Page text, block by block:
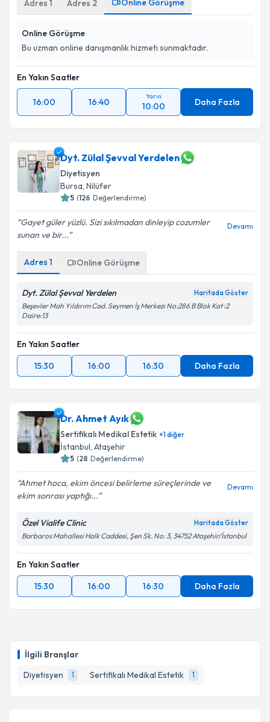
İlgili Branşlar
Diyetisyen
1 Sertifikalı Medikal Estetik 1
Adres 1 Adres 2 Online Görüşme
Online Görüşme
Bu uzman online danışmanlık hizmeti sunmaktadır.
En Yakın Saatler
16:00 16:40
Yarın
10:00 Daha Fazla
Dyt. Zülal Şevval Yerdelen
Diyetisyen
Bursa, Nilüfer
5 (126 Değerlendirme)
Gayet güler yüzlü. Sizi sıkılmadan dinleyip cozumler
sunan ve bir...
Devamı
Adres 1 Online Görüşme
Dyt. Zülal Şevval Yerdelen Haritada Göster
Beşevler Mah Yıldırım Cad. Seymen İş Merkezi No:286 B Blok Kat :2
Daire:13
En Yakın Saatler
15:30
16:00 16:30 Daha Fazla
Dr. Ahmet Ayık
Sertifikalı Medikal Estetik +1diğer
İstanbul, Ataşehir
5 (28 Değerlendirme)
Ahmet hoca, ekim öncesi belirleme süreçlerinde ve
ekim sonrası yaptığı...
Devamı
Özel Vialife Clinic Haritada Göster
Barbaros Mahallesi Halk Caddesi, Şen Sk. No: 3, 34752 Ataşehir/İstanbul
En Yakın Saatler
15:30
16:00 16:30 Daha Fazla